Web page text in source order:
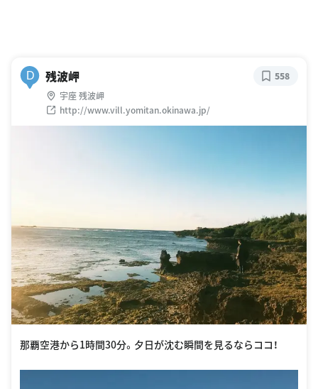
D 残波岬
宇座 残波岬
http://www.vill.yomitan.okinawa.jp/
558
那覇空港から1時間30分。夕日が沈む瞬間を見るならココ！